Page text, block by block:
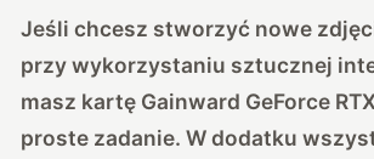
Jeśli chcesz stworzyć nowe
przy wykorzystaniu sztucznej
masz kartę Gainward GeForce
proste zadanie. W dodatku